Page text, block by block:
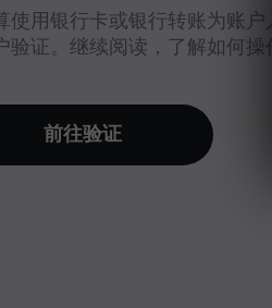
使用银行卡或银行转账为账
验证。继续阅读，了解如何操
前往验证